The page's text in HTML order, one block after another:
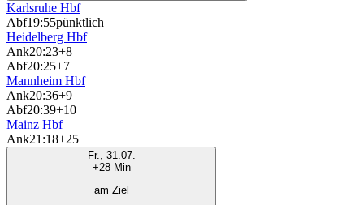
Karlsruhe Hbf
Abf19:55pünktlich
Heidelberg Hbf
Ank20:23+8
Abf20:25+7
Mannheim Hbf
Ank20:36+9
Abf20:39+10
Mainz Hbf
Ank21:18+25
Fr., 31.07.
+28 Min
am Ziel